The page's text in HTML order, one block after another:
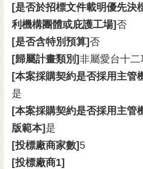
[是否於招標文件載明優先決
利機構團體或庇護工場]否
[是否含特別預算]否
[歸屬計畫類別]非屬愛台十二
[本案採購契約是否採用主管
是
[本案採購契約是否採用主管
版範本] 是
[投標廠商家數] 5
[投標廠商1]